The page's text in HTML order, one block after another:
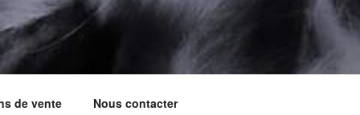
de vente Nous contacter